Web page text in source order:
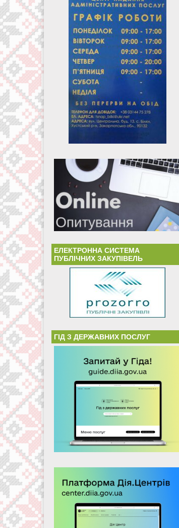
ЕЛЕКТРОННА СИСТЕМА
ПУБЛІЧНИХ ЗАКУПІВЕЛЬ
ГІД З ДЕРЖАВНИХ ПОСЛУГ